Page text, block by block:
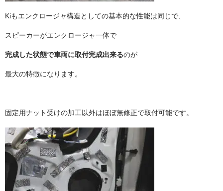
Kiもエンクロージャ構造としての基本的な性能は同じで、
スピーカーがエンクロージャ一体で
完成した状態で車両に取付完成出来るのが
最大の特徴になります。
固定用ナット受けの加工以外はほぼ無修正で取付可能です。